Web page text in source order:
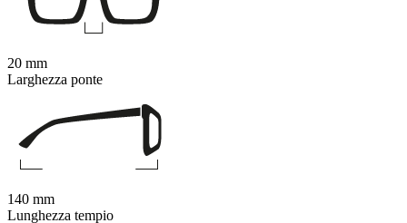
20 mm
Larghezza ponte
140 mm
Lunghezza tempio